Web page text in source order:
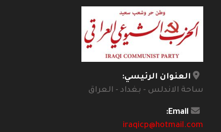
العنوان الرئيسي:
ساحة الاندلس - بغداد - العراق
Email:
iraqicp@hotmail.com